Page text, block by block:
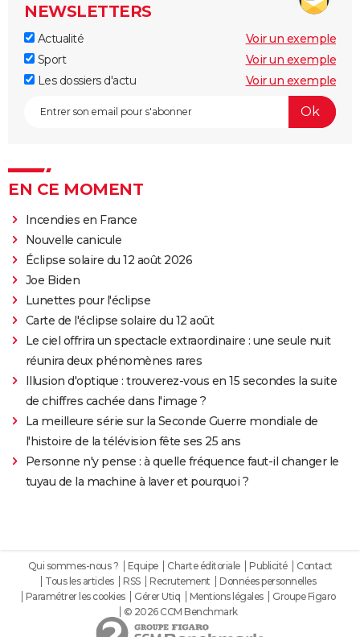
NEWSLETTERS
Actualité
Voir un exemple
Sport
Voir un exemple
Les dossiers d'actu
Voir un exemple
EN CE MOMENT
Incendies en France
Nouvelle canicule
Éclipse solaire du 12 août 2026
Joe Biden
Lunettes pour l'éclipse
Carte de l'éclipse solaire du 12 août
Le ciel offrira un spectacle extraordinaire : une seule nuit
réunira deux phénomènes rares
Illusion d'optique : trouverez-vous en 15 secondes la suite
de chiffres cachée dans l'image ?
La meilleure série sur la Seconde Guerre mondiale de
l'histoire de la télévision fête ses 25 ans
Personne n'y pense : à quelle fréquence faut-il changer le
tuyau de la machine à laver et pourquoi ?
Qui sommes-nous ? Equipe Charte éditoriale Publicité
Contact
Tous les articles
RSS Recrutement
Données personnelles
Paramétrer les cookies
Gérer Utiq Mentions légales
Groupe Figaro
© 2026 CCM Benchmark